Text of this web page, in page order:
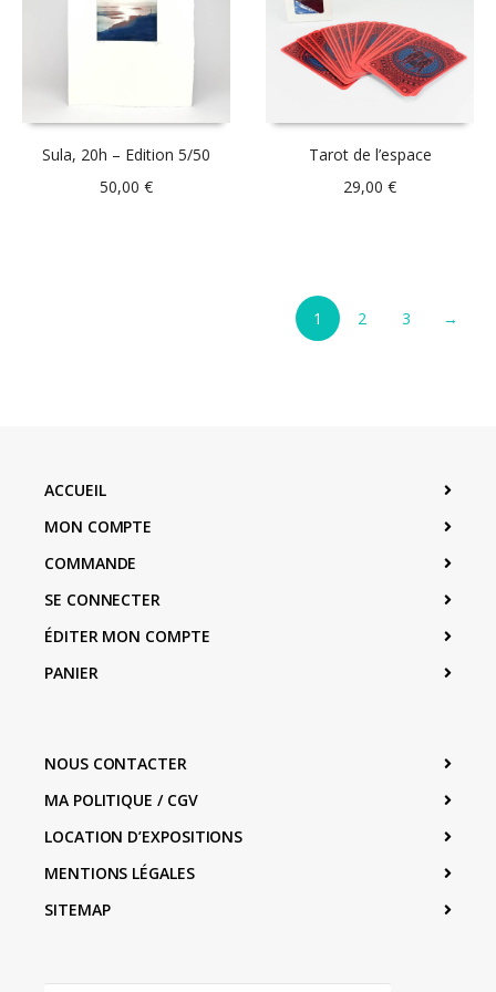
Sula, 20h – Edition 5/50
50,00 €
Tarot de l’espace
29,00€
1 2 3 →
ACCUEIL
MON COMPTE
COMMANDE
SE CONNECTER
ÉDITER MON COMPTE
PANIER
NOUS CONTACTER
MA POLITIQUE / CGV
LOCATION D’EXPOSITIONS
MENTIONS LÉGALES
SITEMAP